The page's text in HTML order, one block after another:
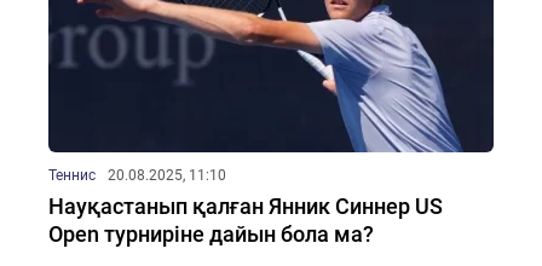
Теннис 20.08.2025, 11:10
Науқастанып қалған Янник Синнер US
Open турниріне дайын бола ма?